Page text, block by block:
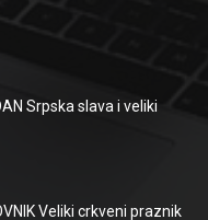
Srpska slava i veliki
Veliki crkveni praznik